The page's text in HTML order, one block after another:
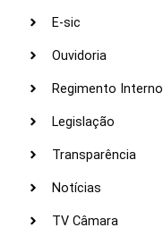
E-sic
Ouvidoria
Regimento Interno
Legislação
Transparência
Notícias
TV Câmara